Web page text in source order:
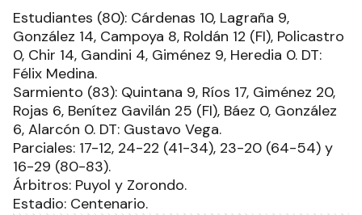
Estudiantes (80): Cárdenas 10, Lagraña 9,
González 14, Campoya 8, Roldán 12 (FI), Policastro
0, Chir 14, Gandini 4, Giménez 9, Heredia 0. DT:
Félix Medina.
Sarmiento (83): Quintana 9, Ríos 17, Giménez 20,
Rojas 6, Benítez Gavilán 25 (FI), Báez 0, González
6, Alarcón 0. DT: Gustavo Vega.
Parciales: 17-12, 24-22 (41-34), 23-20 (64-54) y
16-29 (80-83).
Árbitros: Puyol y Zorondo.
Estadio: Centenario.